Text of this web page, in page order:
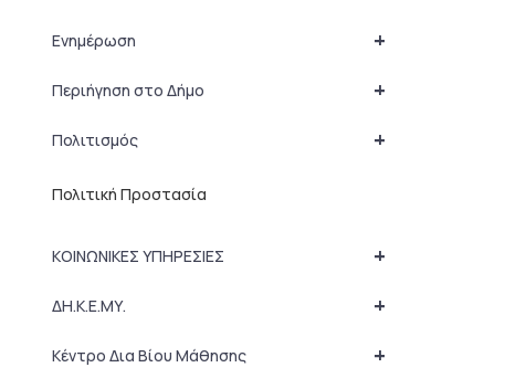
+
Ενημέρωση
+
Περιήγηση στο Δήμο
+
Πολιτισμός
Πολιτική Προστασία
+
ΚΟΙΝΩΝΙΚΕΣ ΥΠΗΡΕΣΙΕΣ
+
ΔΗ.Κ.Ε.ΜΥ.
+
Κέντρο Δια Βίου Μάθησης